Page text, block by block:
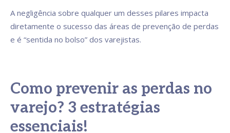
A negligência sobre qualquer um desses pilares impacta
diretamente o sucesso das áreas de prevenção de perdas
e é “sentida no bolso” dos varejistas.
Como prevenir as perdas no
varejo? 3 estratégias
essenciais!